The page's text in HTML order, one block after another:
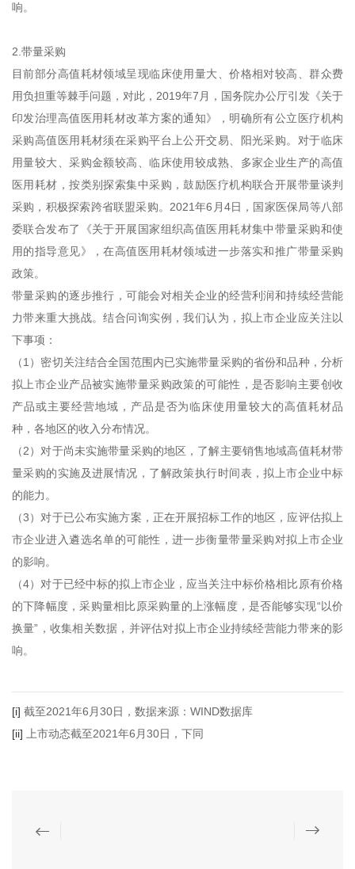
响。
2.带量采购
目前部分高值耗材领域呈现临床使用量大、价格相对较高、群众费
用负担重等棘手问题，对此，2019年7月，国务院办公厅引发《关于
印发治理高值医用耗材改革方案的通知》，明确所有公立医疗机构
采购高值医用耗材须在采购平台上公开交易、阳光采购。对于临床
用量较大、采购金额较高、临床使用较成熟、多家企业生产的高值
医用耗材，按类别探索集中采购，鼓励医疗机构联合开展带量谈判
采购，积极探索跨省联盟采购。2021年6月4日，国家医保局等八部
委联合发布了《关于开展国家组织高值医用耗材集中带量采购和使
用的指导意见》，在高值医用耗材领域进一步落实和推广带量采购
政策。
带量采购的逐步推行，可能会对相关企业的经营利润和持续经营能
力带来重大挑战。结合问询实例，我们认为，拟上市企业应关注以
下事项：
（1）密切关注结合全国范围内已实施带量采购的省份和品种，分析
拟上市企业产品被实施带量采购政策的可能性，是否影响主要创收
产品或主要经营地域，产品是否为临床使用量较大的高值耗材品
种，各地区的收入分布情况。
（2）对于尚未实施带量采购的地区，了解主要销售地域高值耗材带
量采购的实施及进展情况，了解政策执行时间表，拟上市企业中标
的能力。
（3）对于已公布实施方案，正在开展招标工作的地区，应评估拟上
市企业进入遴选名单的可能性，进一步衡量带量采购对拟上市企业
的影响。
（4）对于已经中标的拟上市企业，应当关注中标价格相比原有价格
的下降幅度，采购量相比原采购量的上涨幅度，是否能够实现“以价
换量”，收集相关数据，并评估对拟上市企业持续经营能力带来的影
响。
[i] 截至2021年6月30日，数据来源：WIND数据库
[ii] 上市动态截至2021年6月30日，下同